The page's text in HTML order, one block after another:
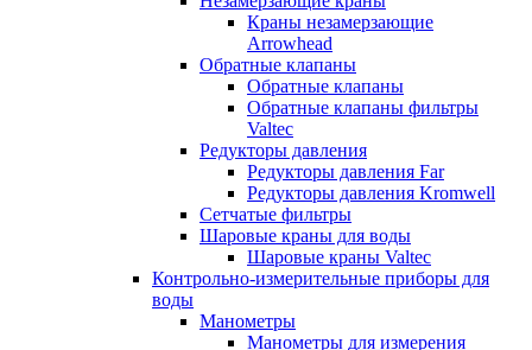
Краны незамерзающие
Arrowhead
Обратные клапаны
Обратные клапаны
Обратные клапаны фильтры
Valtec
Редукторы давления
Редукторы давления Far
Редукторы давления Kromwell
Сетчатые фильтры
Шаровые краны для воды
Шаровые краны Valtec
Контрольно-измерительные приборы для
воды
Манометры
Манометры для измерения